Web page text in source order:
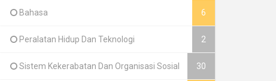
Bahasa 6
Peralatan Hidup Dan Teknologi 2
Sistem Kekerabatan Dan Organisasi Sosial 30